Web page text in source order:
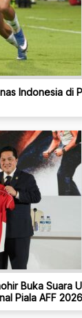
Indonesia di
Buka Suara
Piala AFF 2026